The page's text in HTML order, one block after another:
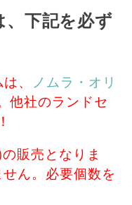
、下記を必ず
、
ノムラ・オリ
他社のランドセ
販売となりま
ん。必要個数を